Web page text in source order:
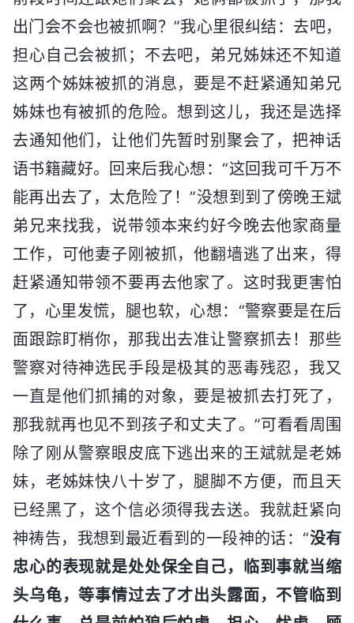
出门会不会也被抓啊？”我心里很纠结：去吧，
担心自己会被抓；不去吧，弟兄姊妹还不知道
这两个姊妹被抓的消息，要是不赶紧通知弟兄
姊妹也有被抓的危险。想到这儿，我还是选择
去通知他们，让他们先暂时别聚会了，把神话
语书籍藏好。回来后我心想：“这回我可千万不
能再出去了，太危险了！”没想到到了傍晚王斌
弟兄来找我，说带领本来约好今晚去他家商量
工作，可他妻子刚被抓，他翻墙逃了出来，得
赶紧通知带领不要再去他家了。这时我更害怕
了，心里发慌，腿也软，心想：“警察要是在后
面跟踪盯梢你，那我出去准让警察抓去！那些
警察对待神选民手段是极其的恶毒残忍，我又
一直是他们抓捕的对象，要是被抓去打死了，
那我就再也见不到孩子和丈夫了。”可看看周围
除了刚从警察眼皮底下逃出来的王斌就是老姊
妹，老姊妹快八十岁了，腿脚不方便，而且天
已经黑了，这个信必须得我去送。我就赶紧向
神祷告，我想到最近看到的一段神的话：“没有
忠心的表现就是处处保全自己，临到事就当缩
头乌龟，等事情过去了才出头露面，不管临到